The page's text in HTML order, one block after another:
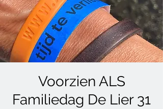
Voorzien ALS
Familiedag De Lier 31